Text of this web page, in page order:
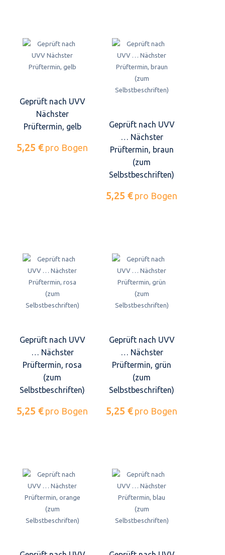
Geprüft nach UVV
Nächster
Prüftermin, gelb
5,25 € pro Bogen
Geprüft nach UVV
… Nächster
Prüftermin, braun
(zum
Selbstbeschriften)
5,25 € pro Bogen
Geprüft nach UVV
… Nächster
Prüftermin, rosa
(zum
Selbstbeschriften)
5,25 € pro Bogen
Geprüft nach UVV
… Nächster
Prüftermin, grün
(zum
Selbstbeschriften)
5,25 € pro Bogen